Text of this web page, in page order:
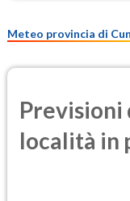
Meteo provincia di
Previsioni
località in